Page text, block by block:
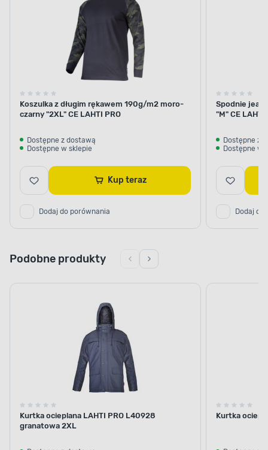
Koszulka z długim rękawem 190g/m2 moro-
czarny "2XL" CE LAHTI PRO
Dostępne z dostawą
Dostępne w sklepie
Kup teraz
Dodaj do porównania
Spodnie
"M" CE LAHTI
Dostępne z
Dostępne w
Dodaj do
Podobne produkty
Kurtka ocieplana LAHTI PRO L40928
granatowa 2XL
Kurtka